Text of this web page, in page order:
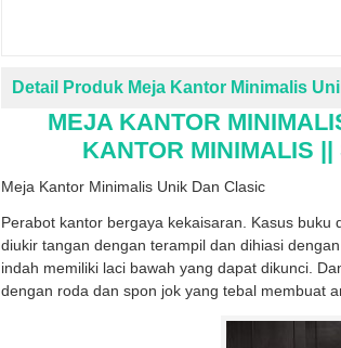
Detail Produk Meja Kantor Minimalis
MEJA KANTOR
KANTOR MINIMALIS
Meja Kantor Minimalis Unik Dan Clasic
Perabot kantor bergaya kekaisaran. Kasus
diukir tangan dengan terampil dan dihiasi
indah memiliki laci bawah yang dapat dikunci.
dengan roda dan spon jok yang tebal membuat